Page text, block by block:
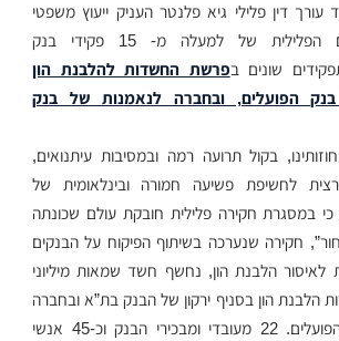
דין פלילי גיא פלנטר העניק ייעוץ משפטי
וליווה את חקירתם הפלילית של למעלה מ- 15 פקידי בנק
שונים בפרשת החשדות להלבנת הון
הפועלים, ובחברה לנאמנות של בנק
בקול תרועה רמה ובמסיבות עיתנואים,
לחשיפת פשיעה חמורה ובינלאומית של
במסגרת חקירה פלילית חובקת עולם שכונתה
חקירה שנערכה בשיתוף הפיקוח על הבנקים
לאיסור הלבנת הון, נחשף חשד שמאות מיליוני
הלבנת הון בסניף ירקון של הבנק בת”א ובחברה
לנאמנות של בנק הפועלים. 22 מעובדי ומבכירי הבנק וכ-45 אנשי